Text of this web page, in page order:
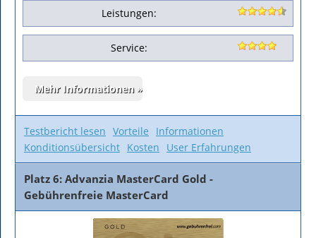
Leistungen:
Service:
Testbericht lesen Vorteile
Informationen
Konditionsübersicht Kosten User Erfahrungen
Platz 6: Advanzia MasterCard Gold -
Gebührenfreie MasterCard